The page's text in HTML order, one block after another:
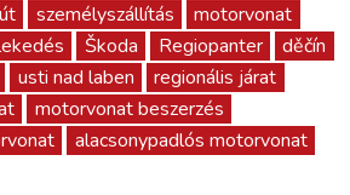
személyszállítás
motorvonat
Škoda Regiopanter
děčín
usti nad laben
regionális járat
motorvonat beszerzés
alacsonypadlós motorvonat